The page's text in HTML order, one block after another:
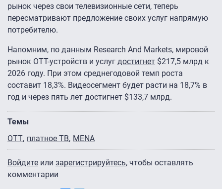
рынок через свои телевизионные сети, теперь
пересматривают предложение своих услуг напрямую
потребителю.
Напомним, по данным Research And Markets, мировой
рынок OTT-устройств и услуг достигнет $217,5 млрд к
2026 году. При этом среднегодовой темп роста
составит 18,3%. Видеосегмент будет расти на 18,7% в
год и через пять лет достигнет $133,7 млрд.
Темы
OTT платное ТВ MENA
Войдите или зарегистрируйтесь, чтобы оставлять
комментарии